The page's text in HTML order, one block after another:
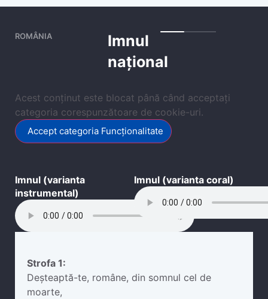
ROMÂNIA
Imnul
național
Acest conținut este blocat până când acceptați
categoria corespunzătoare de cookie-uri.
Accept categoria Funcționalitate
Imnul (varianta
instrumental)
Imnul (varianta coral)
Strofa 1:
Deșteaptă-te, române, din somnul cel de
moarte,